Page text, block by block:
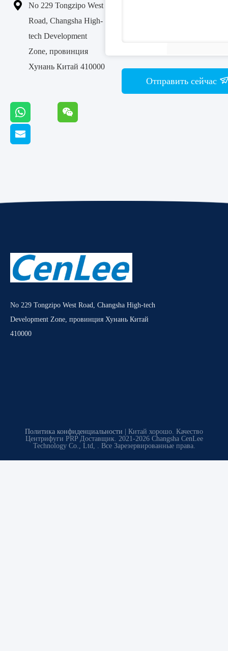

No 229 Tongzipo West
Road, Changsha High-
tech Development
Zone, провинция
Хунань Китай 410000
Отправить сейчас
No 229 Tongzipo West Road, Changsha High-tech
Development Zone, провинция Хунань Китай
410000
Политика конфиденциальности | Китай хорошо. Качество
Центрифуги PRP Доставщик. 2021-2026 Changsha CenLee
Technology Co., Ltd, . Все Зарезервированные права.